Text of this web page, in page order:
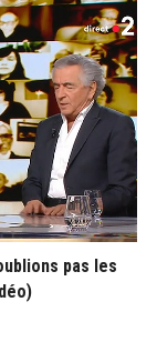
pas les